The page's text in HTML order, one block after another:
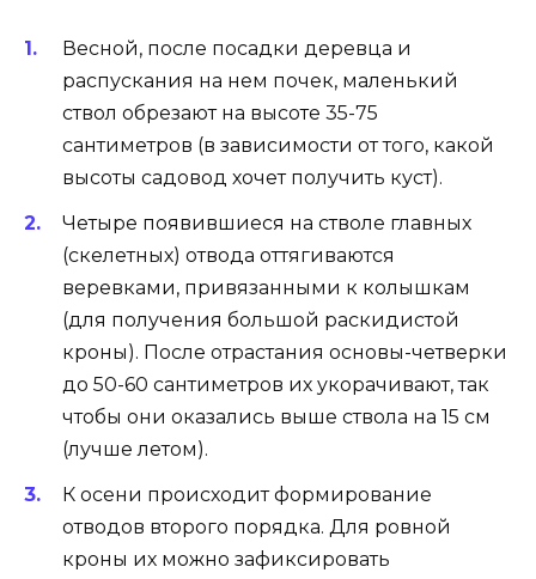
Весной, после посадки деревца и
распускания на нем почек, маленький
ствол обрезают на высоте 35-75
сантиметров (в зависимости от того, какой
высоты садовод хочет получить куст).
Четыре появившиеся на стволе главных
(скелетных) отвода оттягиваются
веревками, привязанными к колышкам
(для получения большой раскидистой
кроны). После отрастания основы-четверки
до 50-60 сантиметров их укорачивают, так
чтобы они оказались выше ствола на 15 см
(лучше летом).
К осени происходит формирование
отводов второго порядка. Для ровной
кроны их можно зафиксировать